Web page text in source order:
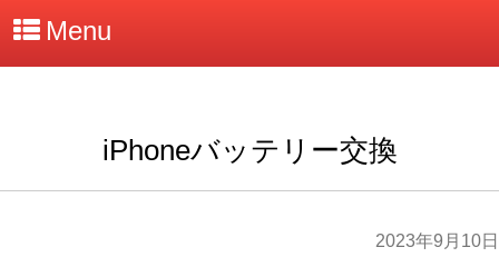
Menu
iPhoneバッテリー交換
2023年9月10日